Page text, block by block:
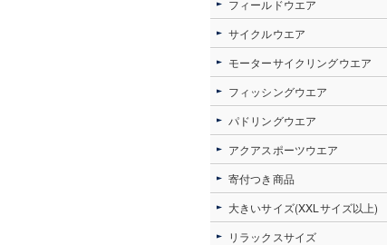
フィールドウエア
サイクルウエア
モーターサイクリングウエア
フィッシングウエア
パドリングウエア
アクアスポーツウエア
寄付つき商品
大きいサイズ(XXLサイズ以上)
リラックスサイズ